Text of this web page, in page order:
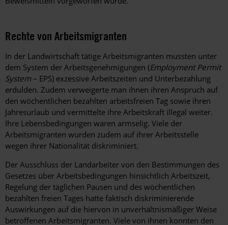
Rechte von Arbeitsmigranten
In der Landwirtschaft tätige Arbeitsmigranten mussten unter
dem System der Arbeitsgenehmigungen (Employment Permit
System – EPS) exzessive Arbeitszeiten und Unterbezahlung
erdulden. Zudem verweigerte man ihnen ihren Anspruch auf
den wöchentlichen bezahlten arbeitsfreien Tag sowie ihren
Jahresurlaub und vermittelte ihre Arbeitskraft illegal weiter.
Ihre Lebensbedingungen waren armselig. Viele der
Arbeitsmigranten wurden zudem auf ihrer Arbeitsstelle
wegen ihrer Nationalität diskriminiert.
Der Ausschluss der Landarbeiter von den Bestimmungen des
Gesetzes über Arbeitsbedingungen hinsichtlich Arbeitszeit,
Regelung der täglichen Pausen und des wöchentlichen
bezahlten freien Tages hatte faktisch diskriminierende
Auswirkungen auf die hiervon in unverhältnismäßiger Weise
betroffenen Arbeitsmigranten. Viele von ihnen konnten den